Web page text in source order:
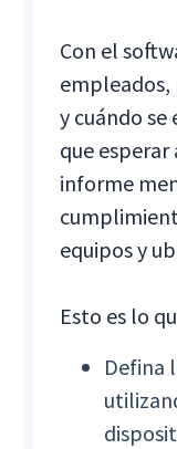
Con el
empleados,
y cuándo
que esperar
informe
equipos y
Esto es lo
Defina